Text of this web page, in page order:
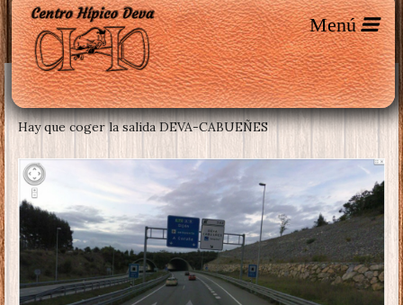
Por la Autovía del Cantábrico, en dirección a Gijón
Hay que coger la salida DEVA-CABUEÑES